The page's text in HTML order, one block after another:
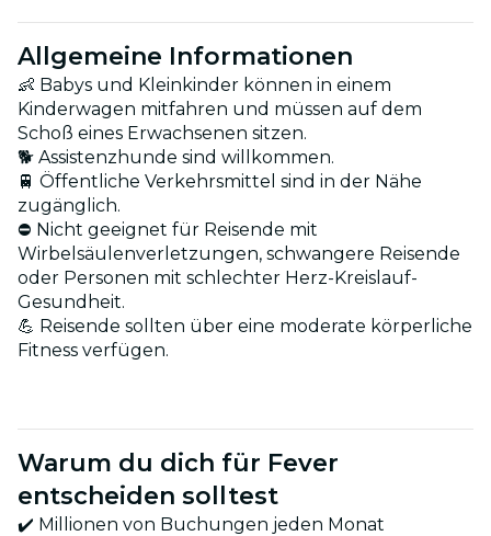
Allgemeine Informationen
👶 Babys und Kleinkinder können in einem
Kinderwagen mitfahren und müssen auf dem
Schoß eines Erwachsenen sitzen.
🐕 Assistenzhunde sind willkommen.
🚆 Öffentliche Verkehrsmittel sind in der Nähe
zugänglich.
⛔ Nicht geeignet für Reisende mit
Wirbelsäulenverletzungen, schwangere Reisende
oder Personen mit schlechter Herz-Kreislauf-
Gesundheit.
💪 Reisende sollten über eine moderate körperliche
Fitness verfügen.
Warum du dich für Fever
entscheiden solltest
✔️ Millionen von Buchungen jeden Monat